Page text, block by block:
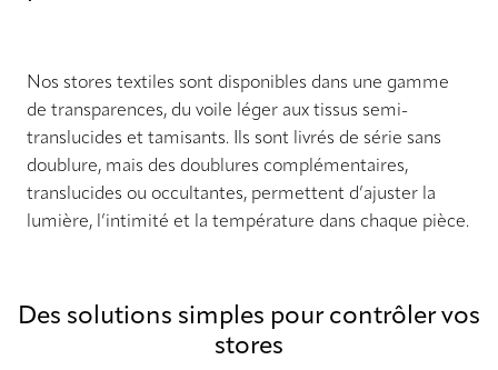
Nos stores textiles sont disponibles dans une gamme
de transparences, du voile léger aux tissus semi-
translucides et tamisants. Ils sont livrés de série sans
doublure, mais des doublures complémentaires,
translucides ou occultantes, permettent d’ajuster la
lumière, l’intimité et la température dans chaque pièce.
Des solutions simples pour contrôler vos
stores